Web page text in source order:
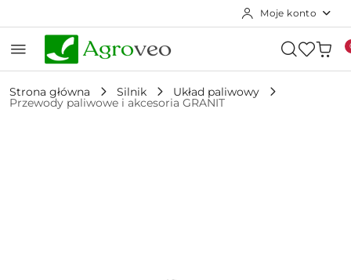
Moje konto
Strona główna Silnik Układ paliwowy
Przewody paliwowe i akcesoria GRANIT